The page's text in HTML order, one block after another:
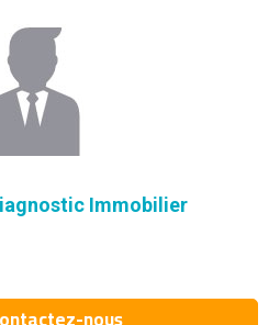
Immobilier